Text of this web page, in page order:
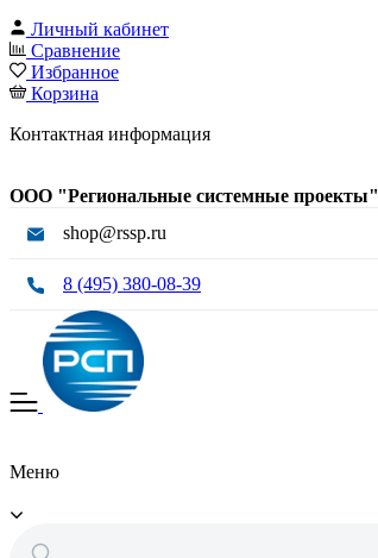
Личный кабинет
Сравнение
Избранное
Корзина
Контактная информация
ООО "Региональные системные проекты"
shop@rssp.ru
8 (495) 380-08-39
Меню